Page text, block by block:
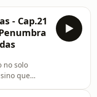
- Cap.21
no solo
que